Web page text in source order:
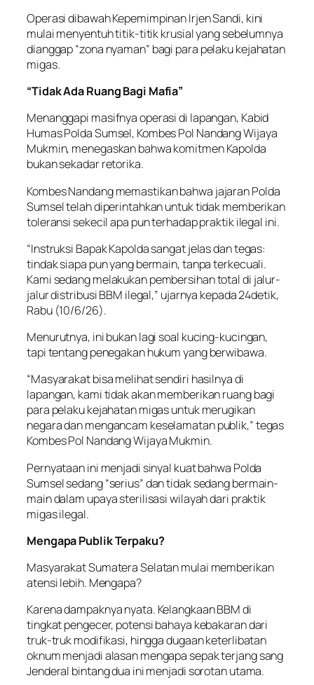
Operasi dibawah Kepemimpinan Irjen Sandi, kini
mulai menyentuh titik-titik krusial yang sebelumnya
dianggap “zona nyaman” bagi para pelaku kejahatan
migas.
“Tidak Ada Ruang Bagi Mafia”
Menanggapi masifnya operasi di lapangan, Kabid
Humas Polda Sumsel, Kombes Pol Nandang Wijaya
Mukmin, menegaskan bahwa komitmen Kapolda
bukan sekadar retorika.
Kombes Nandang memastikan bahwa jajaran Polda
Sumsel telah diperintahkan untuk tidak memberikan
toleransi sekecil apa pun terhadap praktik ilegal ini.
“Instruksi Bapak Kapolda sangat jelas dan tegas:
tindak siapa pun yang bermain, tanpa terkecuali.
Kami sedang melakukan pembersihan total di jalur-
jalur distribusi BBM ilegal,” ujarnya kepada 24detik,
Rabu (10/6/26).
Menurutnya, ini bukan lagi soal kucing-kucingan,
tapi tentang penegakan hukum yang berwibawa.
“Masyarakat bisa melihat sendiri hasilnya di
lapangan, kami tidak akan memberikan ruang bagi
para pelaku kejahatan migas untuk merugikan
negara dan mengancam keselamatan publik,” tegas
Kombes Pol Nandang Wijaya Mukmin.
Pernyataan ini menjadi sinyal kuat bahwa Polda
Sumsel sedang “serius” dan tidak sedang bermain-
main dalam upaya sterilisasi wilayah dari praktik
migas ilegal.
Mengapa Publik Terpaku?
Masyarakat Sumatera Selatan mulai memberikan
atensi lebih. Mengapa?
Karena dampaknya nyata. Kelangkaan BBM di
tingkat pengecer, potensi bahaya kebakaran dari
truk-truk modifikasi, hingga dugaan keterlibatan
oknum menjadi alasan mengapa sepak terjang sang
Jenderal bintang dua ini menjadi sorotan utama.